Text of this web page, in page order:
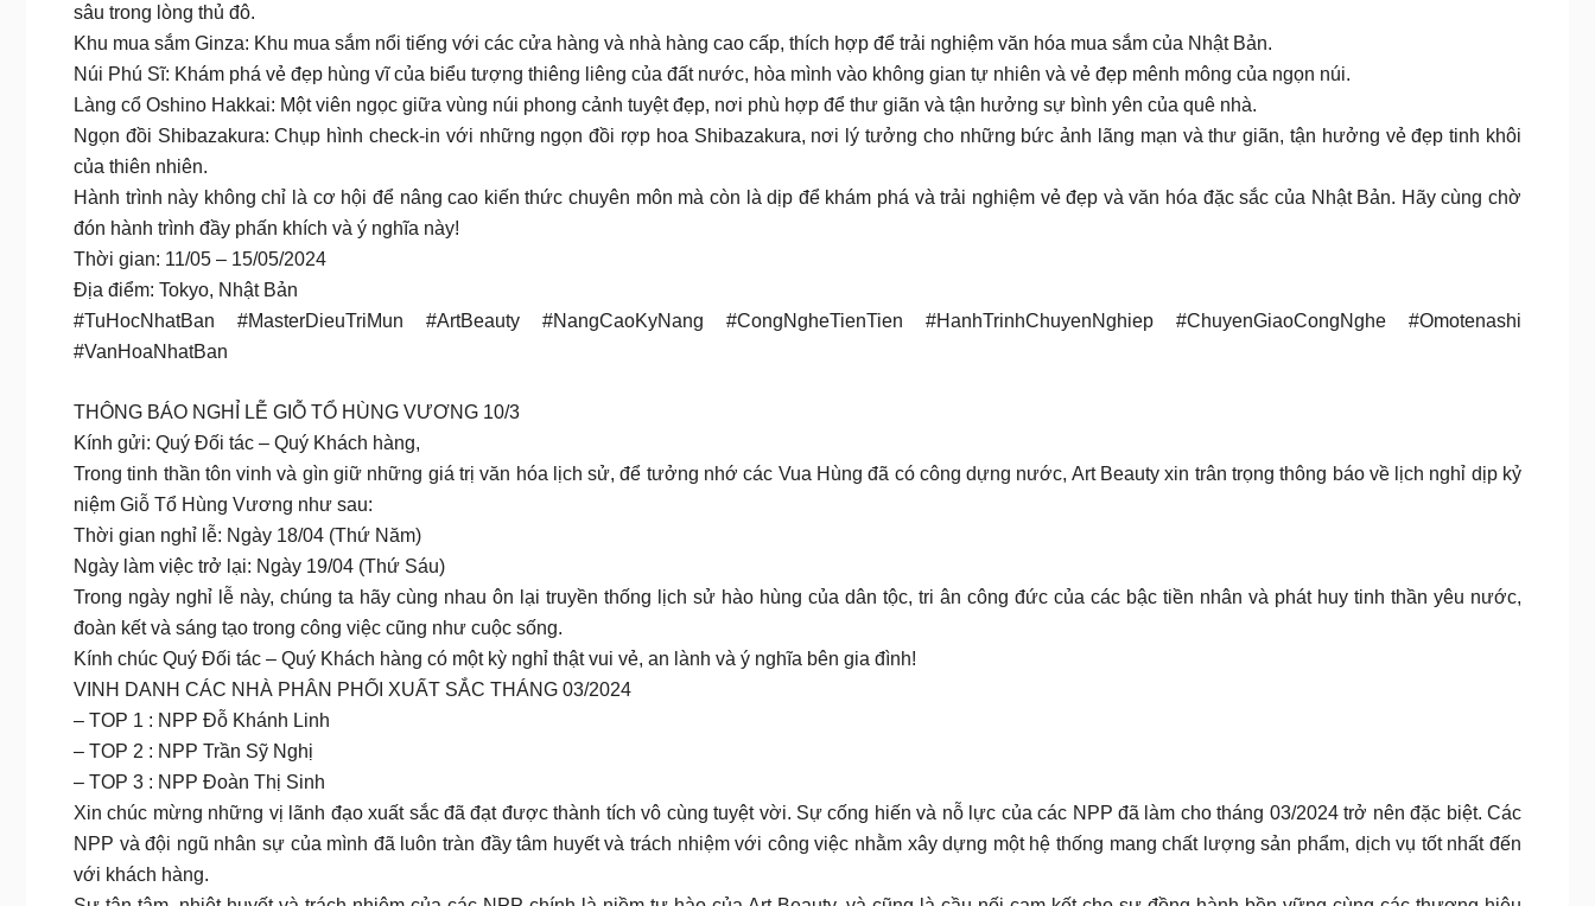
sâu trong lòng thủ đô.
Khu mua sắm Ginza: Khu mua sắm nổi tiếng với các cửa hàng và nhà hàng cao cấp, thích hợp để trải nghiệm văn hóa mua sắm của Nhật Bản.
Núi Phú Sĩ: Khám phá vẻ đẹp hùng vĩ của biểu tượng thiêng liêng của đất nước, hòa mình vào không gian tự nhiên và vẻ đẹp mênh mông của ngọn núi.
Làng cổ Oshino Hakkai: Một viên ngọc giữa vùng núi phong cảnh tuyệt đẹp, nơi phù hợp để thư giãn và tận hưởng sự bình yên của quê nhà.
Ngọn đồi Shibazakura: Chụp hình check-in với những ngọn đồi rợp hoa Shibazakura, nơi lý tưởng cho những bức ảnh lãng mạn và thư giãn, tận hưởng vẻ đẹp tinh khôi
của thiên nhiên.
Hành trình này không chỉ là cơ hội để nâng cao kiến thức chuyên môn mà còn là dịp để khám phá và trải nghiệm vẻ đẹp và văn hóa đặc sắc của Nhật Bản. Hãy cùng chờ
đón hành trình đầy phấn khích và ý nghĩa này!
Thời gian: 11/05 – 15/05/2024
Địa điểm: Tokyo, Nhật Bản
#TuHocNhatBan #MasterDieuTriMun #ArtBeauty #NangCaoKyNang #CongNgheTienTien #HanhTrinhChuyenNghiep #ChuyenGiaoCongNghe #Omotenashi
#VanHoaNhatBan
THÔNG BÁO NGHỈ LỄ GIỖ TỔ HÙNG VƯƠNG 10/3
Kính gửi: Quý Đối tác – Quý Khách hàng,
Trong tinh thần tôn vinh và gìn giữ những giá trị văn hóa lịch sử, để tưởng nhớ các Vua Hùng đã có công dựng nước, Art Beauty xin trân trọng thông báo về lịch nghỉ dịp kỷ
niệm Giỗ Tổ Hùng Vương như sau:
Thời gian nghỉ lễ: Ngày 18/04 (Thứ Năm)
Ngày làm việc trở lại: Ngày 19/04 (Thứ Sáu)
Trong ngày nghỉ lễ này, chúng ta hãy cùng nhau ôn lại truyền thống lịch sử hào hùng của dân tộc, tri ân công đức của các bậc tiền nhân và phát huy tinh thần yêu nước,
đoàn kết và sáng tạo trong công việc cũng như cuộc sống.
Kính chúc Quý Đối tác – Quý Khách hàng có một kỳ nghỉ thật vui vẻ, an lành và ý nghĩa bên gia đình!
VINH DANH CÁC NHÀ PHÂN PHỐI XUẤT SẮC THÁNG 03/2024
– TOP 1 : NPP Đỗ Khánh Linh
– TOP 2 : NPP Trần Sỹ Nghị
– TOP 3 : NPP Đoàn Thị Sinh
Xin chúc mừng những vị lãnh đạo xuất sắc đã đạt được thành tích vô cùng tuyệt vời. Sự cống hiến và nỗ lực của các NPP đã làm cho tháng 03/2024 trở nên đặc biệt. Các
NPP và đội ngũ nhân sự của mình đã luôn tràn đầy tâm huyết và trách nhiệm với công việc nhằm xây dựng một hệ thống mang chất lượng sản phẩm, dịch vụ tốt nhất đến
với khách hàng.